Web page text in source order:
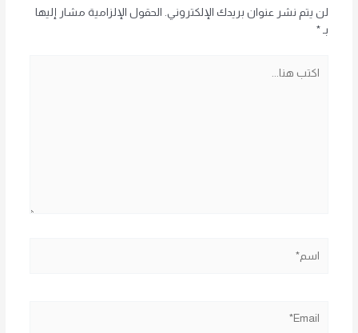
لن يتم نشر عنوان بريدك الإلكتروني.
الحقول الإلزامية مشار إليها
بـ *
هنا...